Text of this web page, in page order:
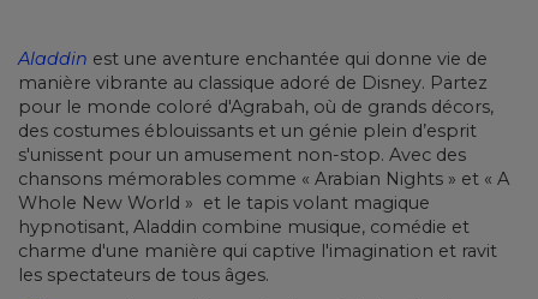
Aladdin est une aventure enchantée qui donne vie de
manière vibrante au classique adoré de Disney. Partez
pour le monde coloré d'Agrabah, où de grands décors,
des costumes éblouissants et un génie plein d’esprit
s'unissent pour un amusement non-stop. Avec des
chansons mémorables comme « Arabian Nights » et « A
Whole New World » et le tapis volant magique
hypnotisant, Aladdin combine musique, comédie et
charme d'une manière qui captive l'imagination et ravit
les spectateurs de tous âges.